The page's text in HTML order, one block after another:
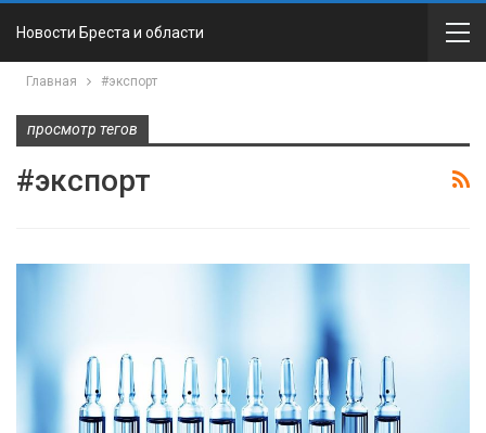
Новости Бреста и области
Главная #экспорт
просмотр тегов
#экспорт